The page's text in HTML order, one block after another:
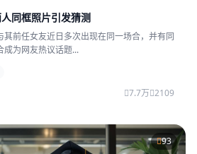
同框照片引发猜测
前任女友近日多次出现在同一场合，并有同
成为网友热议话题...
7.7万 2109
93